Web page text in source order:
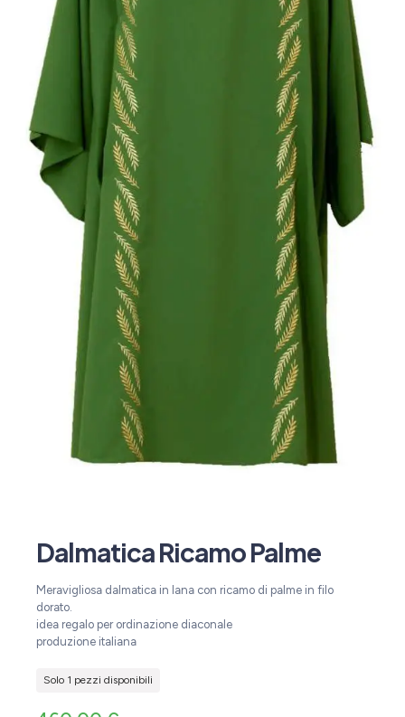
Dalmatica Ricamo Palme
Meravigliosa dalmatica in lana con ricamo di palme in filo
dorato.
idea regalo per ordinazione diaconale
produzione italiana
Solo 1 pezzi disponibili